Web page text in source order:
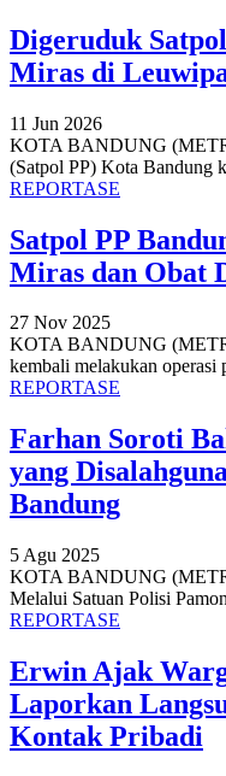
Digeruduk
Miras di
11 Jun 2026
KOTA BANDUNG
(Satpol PP) Kota Bandung
REPORTASE
Satpol PP
Miras dan Obat
27 Nov 2025
KOTA BANDUNG
kembali melakukan operasi
REPORTASE
Farhan Soroti
yang
Bandung
5 Agu 2025
KOTA BANDUNG
Melalui Satuan Polisi
REPORTASE
Erwin Ajak
Laporkan
Kontak Pribadi